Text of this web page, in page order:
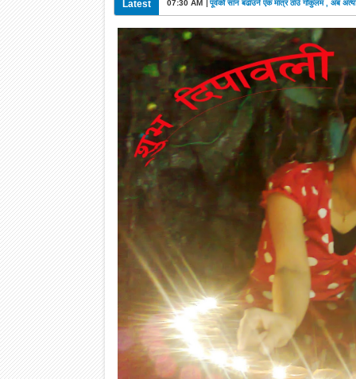
Latest 07:30 AM पूर्वको सान बढाउने एक मात्र ठाउँ गोकुलम , अब